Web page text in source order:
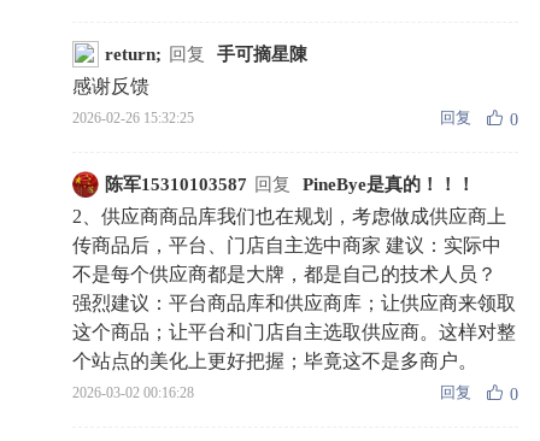
return; 回复 手可摘星陳
感谢反馈
2026-02-26 15:32:25 回复 0
陈军15310103587 回复 PineBye是真的！！！
2、供应商商品库我们也在规划，考虑做成供应商上
传商品后，平台、门店自主选中商家 建议：实际中
不是每个供应商都是大牌，都是自己的技术人员？
强烈建议：平台商品库和供应商库；让供应商来领取
这个商品；让平台和门店自主选取供应商。这样对整
个站点的美化上更好把握；毕竟这不是多商户。
2026-03-02 00:16:28 回复 0